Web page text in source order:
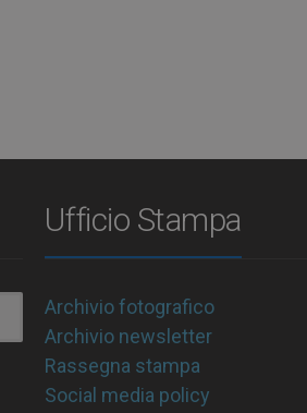
Ufficio Stampa
Archivio fotografico
Archivio newsletter
Rassegna stampa
Social media policy